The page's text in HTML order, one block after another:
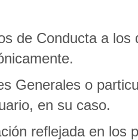
de Conducta a
Generales o
en su caso.
reflejada en los